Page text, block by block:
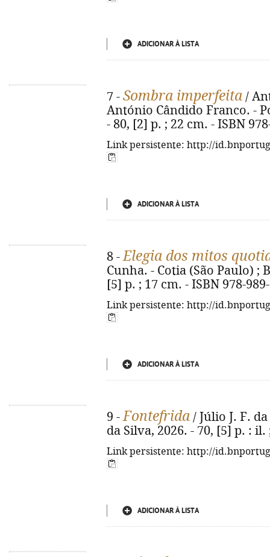
ADICIONAR À LISTA
7 - Sombra imperfeita /
António Cândido Franco. -
- 80, [2] p. ; 22 cm. - ISBN
Link persistente: http://
ADICIONAR À LISTA
8 -Elegia dos mitos
Cunha. - Cotia (São Paulo) ;
[5] p. ; 17 cm. - ISBN 978-
Link persistente: http://
ADICIONAR À LISTA
9 -Fontefrida / Júlio J. F.
da Silva, 2026. - 70, [5] p. : il.
Link persistente: http://
ADICIONAR À LISTA